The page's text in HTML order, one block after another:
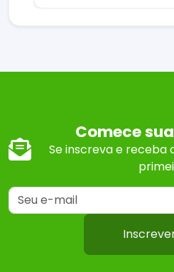
Comece
Se inscreva e receba